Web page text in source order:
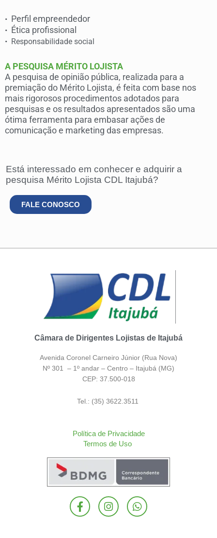
• Perfil empreendedor
• Ética profissional
• Responsabilidade social
A PESQUISA MÉRITO LOJISTA
A pesquisa de opinião pública, realizada para a
premiação do Mérito Lojista, é feita com base nos
mais rigorosos procedimentos adotados para
pesquisas e os resultados apresentados são uma
ótima ferramenta para embasar ações de
comunicação e marketing das empresas.
Está interessado em conhecer e adquirir a
pesquisa Mérito Lojista CDL Itajubá?
FALE CONOSCO
Câmara de Dirigentes Lojistas de Itajubá
Avenida Coronel Carneiro Júnior (Rua Nova)
Nº 301 – 1º andar – Centro – Itajubá (MG)
CEP: 37.500-018
Tel.: (35) 3622.3511
Política de Privacidade
Termos de Uso
F
a
I
n
W
h